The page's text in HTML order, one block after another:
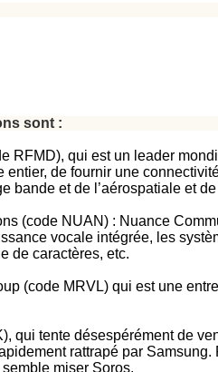
sont :
RFMD), qui est un leader
entier, de fournir une
bande et de l’aérospatiale et
(code NUAN) : Nuance
vocale intégrée, les
de caractères, etc.
(code MRVL) qui est une
qui tente désespérément de
rattrapé par
miser Soros.